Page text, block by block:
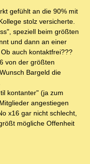
gefühlt an die 90% mit
stolz versicherte.
speziell beim größten
und dann an einer
auch kontaktfrei???
von der größten
Bargeld die
kontanter" (ja zum
angestiegen
x16 gar nicht schlecht,
mögliche Offenheit